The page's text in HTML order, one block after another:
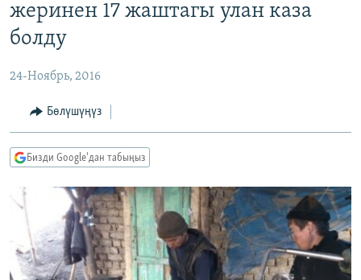
МАДАНИЯТ
УКРАИНА
ТВ ПРОГРАММАЛАР
БҮГҮН АЗАТТЫКТА
ДАНИСТЕ
ЭЖЕ-СИҢДИЛЕР
АЗАТТЫК+
ПОДКАСТ
Русский
ОНЛАЙН ШЕРИНЕ
жеринен 17 жаштагы улан каза
болду
24-Ноябрь, 2016
Бөлүшүңүз
Бизди Google'дан табыңыз